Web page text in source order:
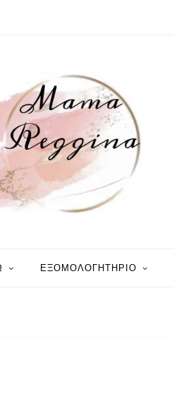
ΕΞΟΜΟΛΟΓΗΤΗΡΙΟ